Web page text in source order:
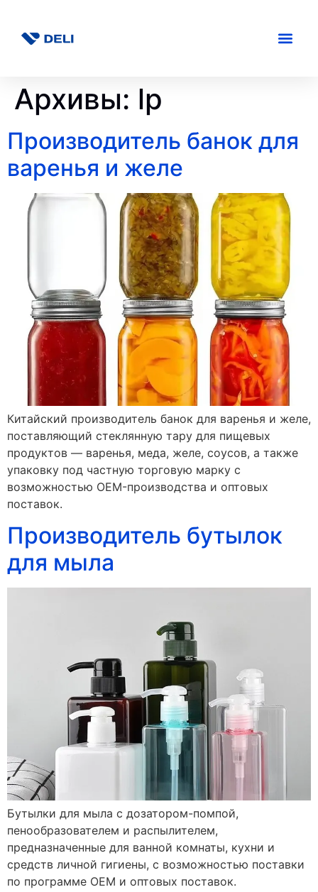
Архивы: lp
Производитель банок для
варенья и желе
Китайский производитель банок для варенья и желе,
поставляющий стеклянную тару для пищевых
продуктов — варенья, меда, желе, соусов, а также
упаковку под частную торговую марку с
возможностью OEM-производства и оптовых
поставок.
Производитель бутылок
для мыла
Бутылки для мыла с дозатором-помпой,
пенообразователем и распылителем,
предназначенные для ванной комнаты, кухни и
средств личной гигиены, с возможностью поставки
по программе OEM и оптовых поставок.